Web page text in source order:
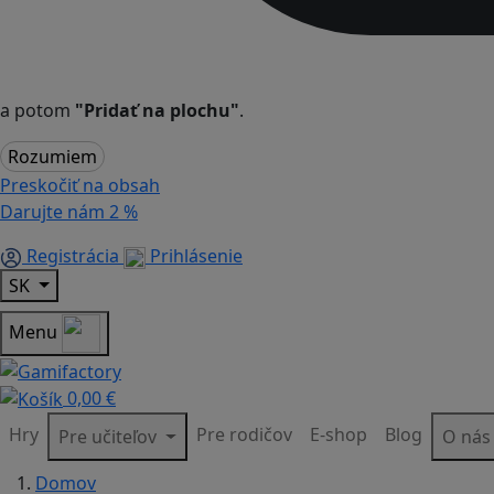
a potom "Pridať na plochu".
Rozumiem
Preskočiť na obsah
Darujte nám 2 %
Registrácia
Prihlásenie
SK
Menu
0,00 €
Hry
Pre učiteľov Pre rodičov E-shop Blog
O nás
Domov